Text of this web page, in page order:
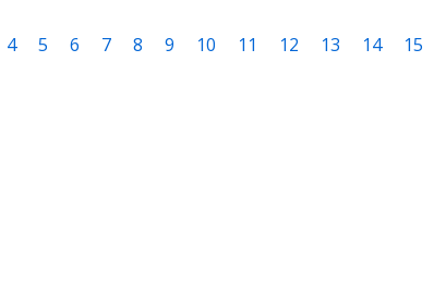
4 5 6 7 8 9 10 11 12 13 14 15